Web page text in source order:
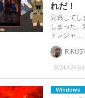
れだ！
見逃して
しまった
トレジャ …
2024.9.29
Windows